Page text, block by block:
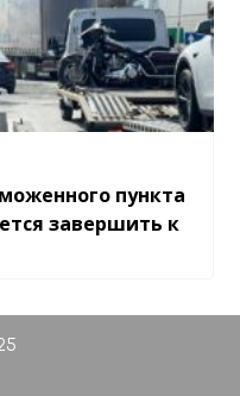
пункта
завершить к